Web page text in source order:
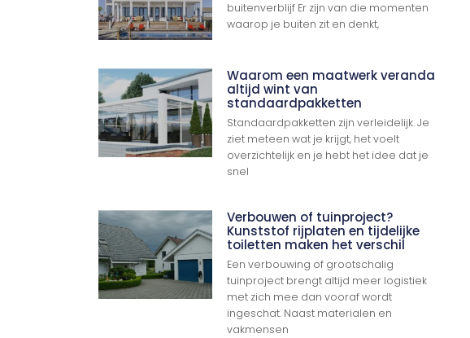
buitenverblijf Er zijn van die momenten
waarop je buiten zit en denkt,
Waarom een maatwerk veranda
altijd wint van
standaardpakketten
Standaardpakketten zijn verleidelijk. Je
ziet meteen wat je krijgt, het voelt
overzichtelijk en je hebt het idee dat je
snel
Verbouwen of tuinproject?
Kunststof rijplaten en tijdelijke
toiletten maken het verschil
Een verbouwing of grootschalig
tuinproject brengt altijd meer logistiek
met zich mee dan vooraf wordt
ingeschat. Naast materialen en
vakmensen